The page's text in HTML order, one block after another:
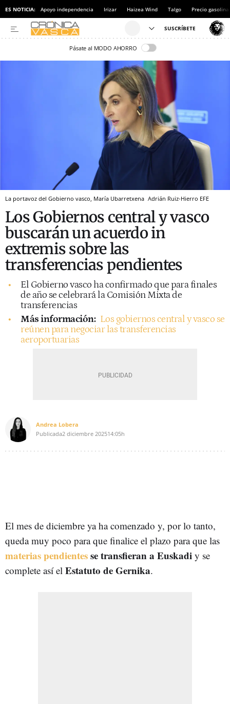
ES NOTICIA: Apoyo independencia Irizar Haizea Wind Talgo Precio gasolina
Pásate al MODO AHORRO
La portavoz del Gobierno vasco, María Ubarretxena Adrián Ruiz-Hierro EFE
Los Gobiernos central y vasco
buscarán un acuerdo in
extremis sobre las
transferencias pendientes
El Gobierno vasco ha confirmado que para finales
de año se celebrará la Comisión Mixta de
transferencias
Más información: Los gobiernos central y vasco se
reúnen para negociar las transferencias
aeroportuarias
Andrea Lobera
Publicada2 diciembre 202514:05h
El mes de diciembre ya ha comenzado y, por lo tanto,
queda muy poco para que finalice el plazo para que las
materias pendientesse transfieran a Euskadi y se
complete así el Estatuto de Gernika.